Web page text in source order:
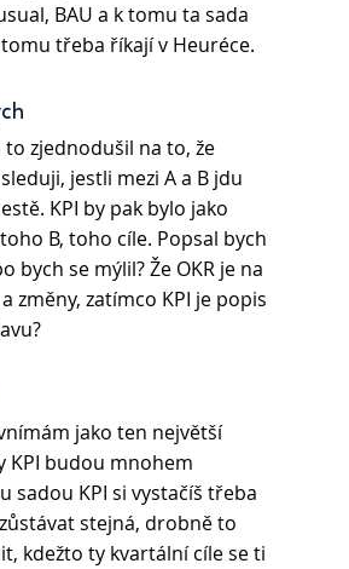
BAU a k tomu ta sada
tomu třeba říkají v Heuréce.
to zjednodušil na to, že
jestli mezi A a B jdu
KPI by pak bylo jako
B, toho cíle. Popsal bych
bych se mýlil? Že OKR je na
změny, zatímco KPI je popis
jako ten největší
KPI budou mnohem
sadou KPI si vystačíš třeba
stejná, drobně to
kdežto ty kvartální cíle se ti